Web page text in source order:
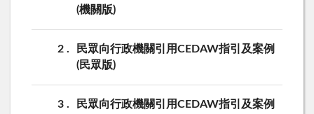
(機關版)
2
民眾向行政機關引用CEDAW指引及案例
(民眾版)
3
民眾向行政機關引用CEDAW指引及案例